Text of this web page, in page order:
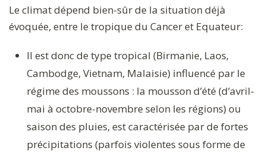
Le climat dépend bien-sûr de la situation déjà
évoquée, entre le tropique du Cancer et Equateur:
Il est donc de type tropical (Birmanie, Laos,
Cambodge, Vietnam, Malaisie) influencé par le
régime des moussons : la mousson d’été (d’avril-
mai à octobre-novembre selon les régions) ou
saison des pluies, est caractérisée par de fortes
précipitations (parfois violentes sous forme de